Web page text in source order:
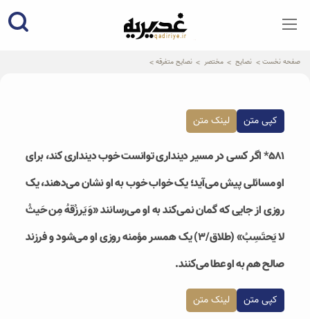
qadiriye.ir
نشریه ی غدیریه-بیانات استاد
صفحه نخست نصایح مختصر نصایح متفرقه
کپی متن لینک متن
۵۸۱* اگر کسی در مسیر دینداری توانست خوب دینداری کند، برای
او مسائلی پیش می‌آید؛ یک خواب خوب به او نشان می‌دهند، یک
روزی از جایی که گمان نمی‌کند به او می‌رسانند «وَ يَرزُقهُ مِن حَيثُ
لا يَحتَسِبُ» (طلاق/۳) یک همسر مؤمنه روزی او می‌شود و فرزند
صالح هم به او عطا می‌کنند.
کپی متن لینک متن